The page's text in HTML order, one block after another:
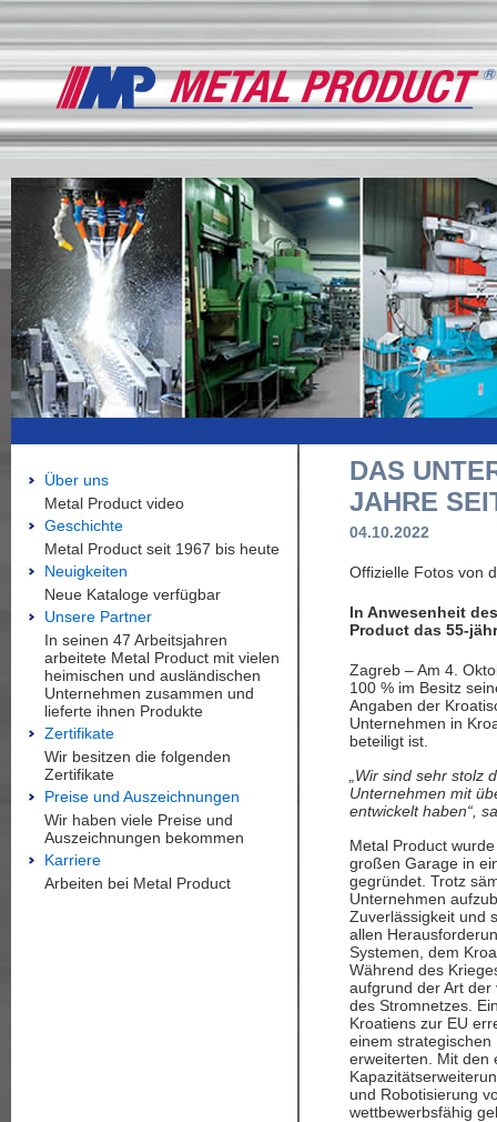
Über uns
Metal Product video
Geschichte
Metal Product seit 1967 bis heute
Neuigkeiten
Neue Kataloge verfügbar
Unsere Partner
In seinen 47 Arbeitsjahren
arbeitete Metal Product mit vielen
heimischen und ausländischen
Unternehmen zusammen und
lieferte ihnen Produkte
Zertifikate
Wir besitzen die folgenden
Zertifikate
Preise und Auszeichnungen
Wir haben viele Preise und
Auszeichnungen bekommen
Karriere
Arbeiten bei Metal Product
DAS
JAHRE
04.10.2022
Offizielle Fotos von
In Anwesenheit
Product das 55-
Zagreb – Am 4.
100 % im Besitz
Angaben der
Unternehmen in
beteiligt ist.
„Wir sind sehr
Unternehmen mit
entwickelt haben“,
Metal Product
großen Garage in
gegründet. Trotz
Unternehmen
Zuverlässigkeit und
allen
Systemen, dem
Während des
aufgrund der Art
des Stromnetzes.
Kroatiens zur EU
einem
erweiterten. Mit den
und Robotisierung
wettbewerbsfähig